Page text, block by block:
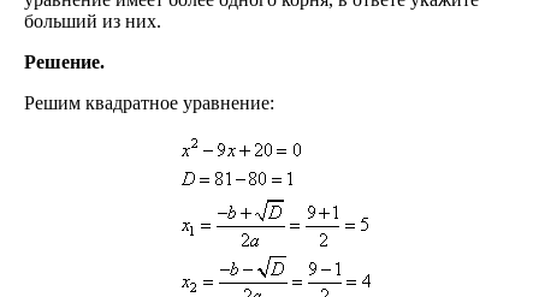
больший из них.
Решение.
Решим квадратное уравнение: